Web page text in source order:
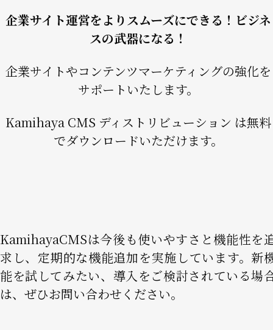
企業サイト運営をよりスムーズにできる！ビジネ
スの武器になる！
企業サイトやコンテンツマーケティングの強化を
サポートいたします。
Kamihaya CMS ディストリビューション は無料
でダウンロードいただけます。
KamihayaCMSは今後も使いやすさと機能性を
求し、定期的な機能追加を実施しています。新
能を試してみたい、導入をご検討されている場
は、ぜひお問い合わせください。